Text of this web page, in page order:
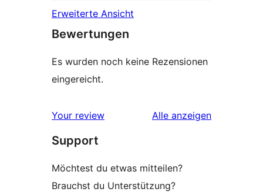
Erweiterte Ansicht
Bewertungen
Es wurden noch keine Rezensionen
eingereicht.
Your review Alle Rezensionen
anzeigen
Support
Möchtest du etwas mitteilen?
Brauchst du Unterstützung?